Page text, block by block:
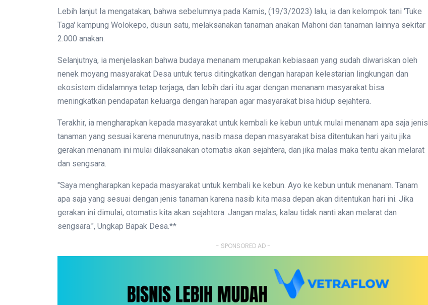
Lebih lanjut Ia mengatakan, bahwa sebelumnya pada Kamis, (19/3/2023) lalu, ia dan kelompok tani 'Tuke
Taga' kampung Wolokepo, dusun satu, melaksanakan tanaman anakan Mahoni dan tanaman lainnya sekitar
2.000 anakan.
Selanjutnya, ia menjelaskan bahwa budaya menanam merupakan kebiasaan yang sudah diwariskan oleh
nenek moyang masyarakat Desa untuk terus ditingkatkan dengan harapan kelestarian lingkungan dan
ekosistem didalamnya tetap terjaga, dan lebih dari itu agar dengan menanam masyarakat bisa
meningkatkan pendapatan keluarga dengan harapan agar masyarakat bisa hidup sejahtera.
Terakhir, ia mengharapkan kepada masyarakat untuk kembali ke kebun untuk mulai menanam apa saja jenis
tanaman yang sesuai karena menurutnya, nasib masa depan masyarakat bisa ditentukan hari yaitu jika
gerakan menanam ini mulai dilaksanakan otomatis akan sejahtera, dan jika malas maka tentu akan melarat
dan sengsara.
"Saya mengharapkan kepada masyarakat untuk kembali ke kebun. Ayo ke kebun untuk menanam. Tanam
apa saja yang sesuai dengan jenis tanaman karena nasib kita masa depan akan ditentukan hari ini. Jika
gerakan ini dimulai, otomatis kita akan sejahtera. Jangan malas, kalau tidak nanti akan melarat dan
sengsara.", Ungkap Bapak Desa.**
- SPONSORED AD -